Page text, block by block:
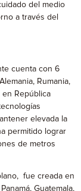
del medio
a través del
cuenta con 6
Rumania,
en República
elevada la
permitido lograr
de metros
fue creada en
Guatemala,